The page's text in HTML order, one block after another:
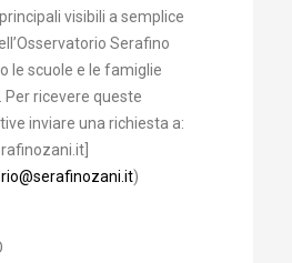
visibili a semplice
Serafino
le scuole e le famiglie
Per ricevere queste
inviare una richiesta a:
)